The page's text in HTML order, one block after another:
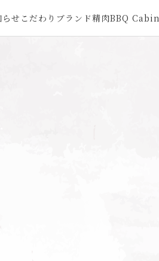
せ こだわり ブランド精肉BBQ Cabin